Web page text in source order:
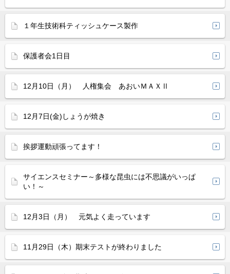
１年生技術科ティッシュケース製作
保護者会1日目
12月10日（月） 人権集会 あおいＭＡＸⅡ
12月7日(金)しょうが焼き
挨拶運動頑張ってます！
サイエンスセミナー～多様な昆虫には不思議がいっぱ
い！～
12月3日（月） 元気よく走っています
11月29日（木）期末テストが終わりました